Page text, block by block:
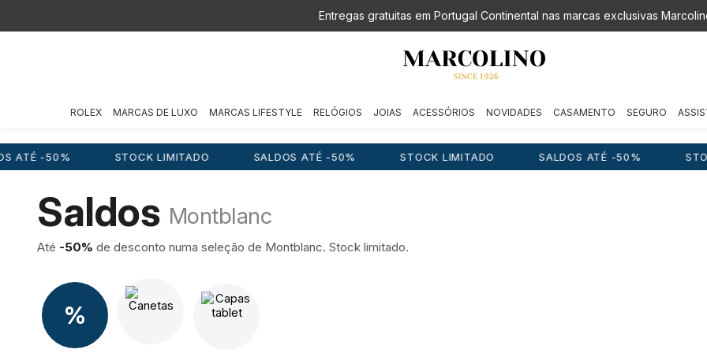
Entregas gratuitas em Portugal Continental nas marcas exclusivas
ROLEX MARCAS DE LUXO MARCAS LIFESTYLE RELÓGIOS JOIAS ACESSÓRIOS NOVIDADES CASAMENTO SEGURO
STOCK LIMITADO SALDOS ATÉ -50% STOCK LIMITADO SALDOS ATÉ -50% STOCK
Saldos Montblanc
Até -50% de desconto numa seleção de Montblanc. Stock limitado.
%